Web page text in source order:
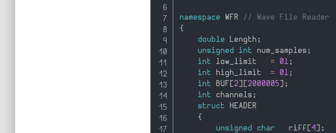
namespace WFR
// Wave File Reader
{
double Length ;
unsigned
int num_samples ;
int low_limit = 0l ;
int high_limit = 0l ;
int BUF 2 2000005
;
int channels ;
struct HEADER
{
unsigned
char
   riff
4 ;